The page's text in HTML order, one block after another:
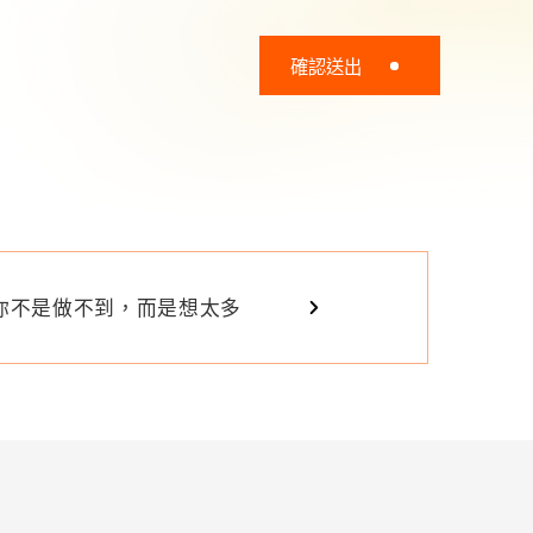
確認送出
不是做不到，而是想太多